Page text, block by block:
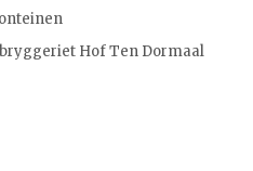
Hof Ten Dormaal